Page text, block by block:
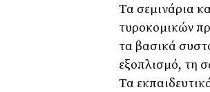
Τα σεμινάρια
τυροκομικών
τα βασικά
εξοπλισμό, τη
Τα